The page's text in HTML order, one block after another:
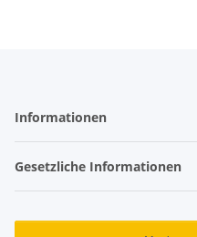
Informationen
Gesetzliche Informationen